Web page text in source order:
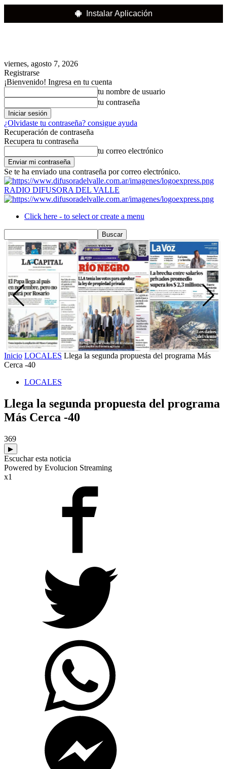
Instalar Aplicación
viernes, agosto 7, 2026
Registrarse
¡Bienvenido! Ingresa en tu cuenta
tu nombre de usuario
tu contraseña
¿Olvidaste tu contraseña? consigue ayuda
Recuperación de contraseña
Recupera tu contraseña
tu correo electrónico
Se te ha enviado una contraseña por correo electrónico.
RADIO DIFUSORA DEL VALLE
Click here - to select or create a menu
Inicio LOCALES Llega la segunda propuesta del programa Más
Cerca -40
LOCALES
Llega la segunda propuesta del programa
Más Cerca -40
369
▶
Escuchar esta noticia
Powered by Evolucion Streaming
x1